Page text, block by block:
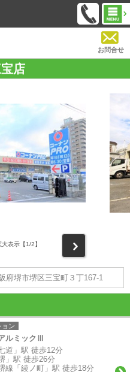
お問合せ
店
大表示【1/2】
府堺市堺区三宝町３丁167-1
ョン
ルミックⅢ
道」駅 徒歩12分
」駅 徒歩26分
線「綾ノ町」駅 徒歩18分